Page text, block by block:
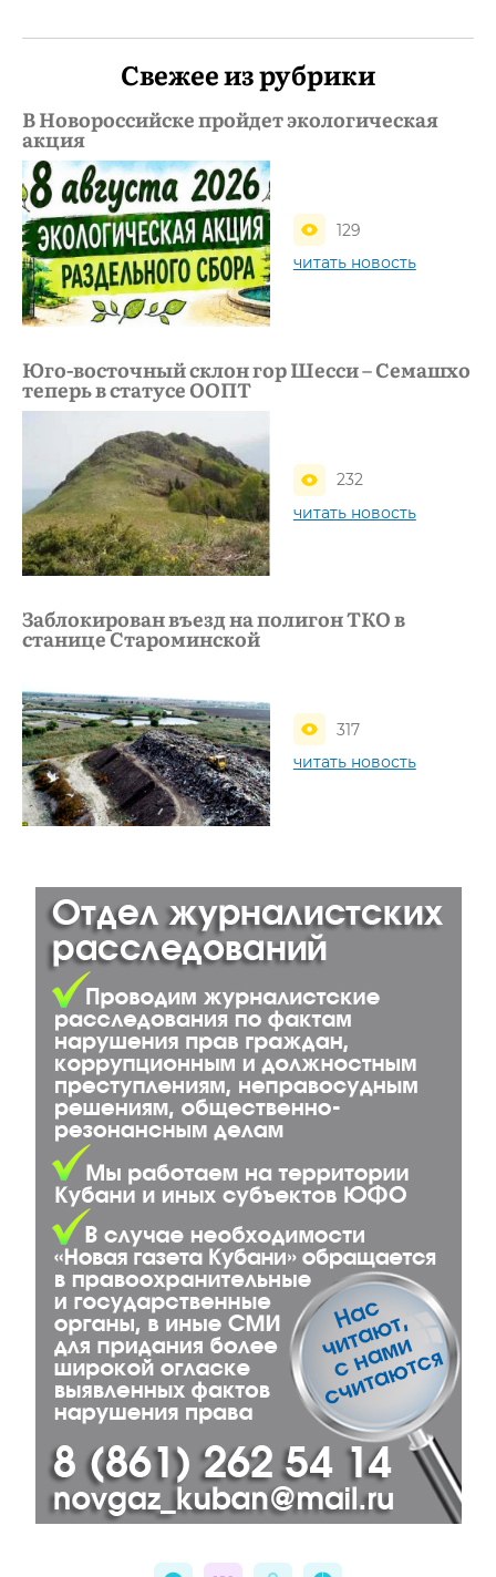
Свежее из рубрики
В Новороссийске пройдет экологическая
акция
129
читать новость
Юго-восточный склон гор Шесси – Семашхо
теперь в статусе ООПТ
232
читать новость
Заблокирован въезд на полигон ТКО в
станице Староминской
317
читать новость